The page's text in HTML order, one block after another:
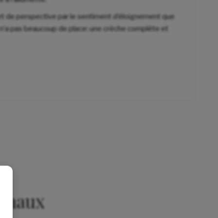
perspective par le sentiment d’éloignement que
pas beaucoup de place: une crèche complète et